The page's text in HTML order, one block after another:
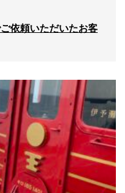
依頼いただいたお客